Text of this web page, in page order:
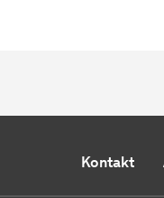
Kontakt